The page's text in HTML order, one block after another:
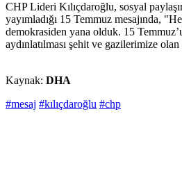
CHP Lideri Kılıçdaroğlu, sosyal
yayımladığı 15 Temmuz mesajında,
demokrasiden yana olduk. 15
aydınlatılması şehit ve gazilerimize
Kaynak: DHA
#mesaj #kılıçdaroğlu #chp